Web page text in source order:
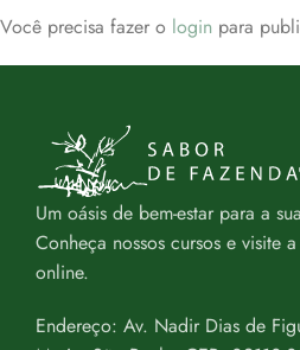
Você precisa fazer o login para
Um oásis de bem-estar para a
Conheça nossos cursos e visite
online.
Endereço: Av. Nadir Dias de